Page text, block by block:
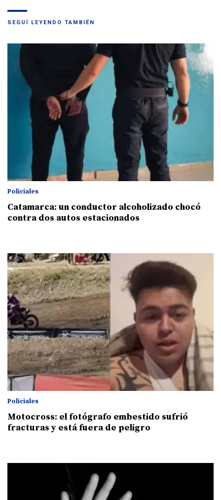
SEGUÍ LEYENDO TAMBIÉN
Policiales
Catamarca: un conductor alcoholizado chocó
contra dos autos estacionados
Policiales
Motocross: el fotógrafo embestido sufrió
fracturas y está fuera de peligro